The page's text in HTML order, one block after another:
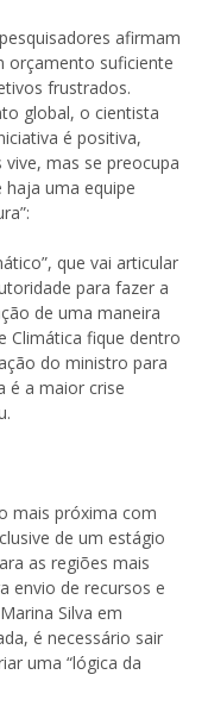
afirmam
orçamento suficiente
frustrados.
global, o cientista
é positiva,
mas se preocupa
uma equipe
que vai articular
para fazer a
de uma maneira
Climática fique dentro
do ministro para
é a maior crise
mais próxima com
de um estágio
as regiões mais
envio de recursos e
Silva em
é necessário sair
uma “lógica da